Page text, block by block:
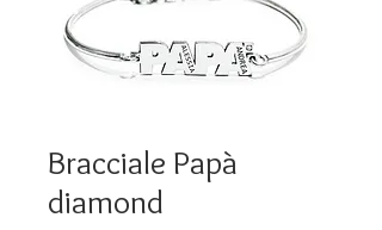
Bracciale Papà
diamond